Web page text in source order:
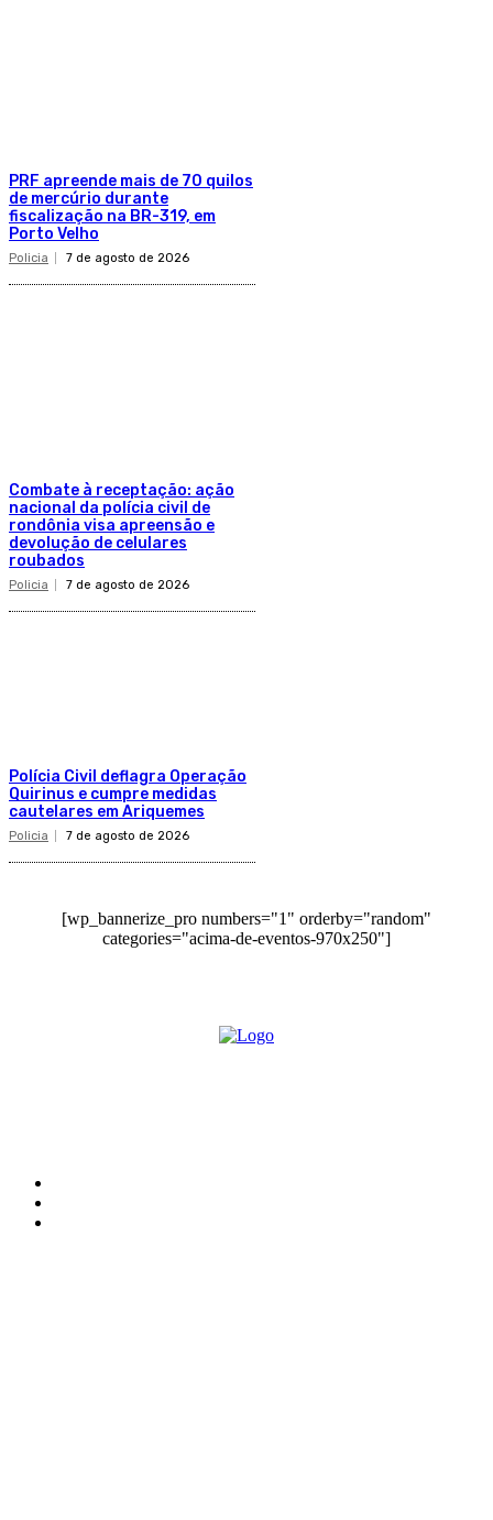
PRF apreende mais de 70 quilos
de mercúrio durante
fiscalização na BR-319, em
Porto Velho
Policia 7 de agosto de 2026
Combate à receptação: ação
nacional da polícia civil de
rondônia visa apreensão e
devolução de celulares
roubados
Policia 7 de agosto de 2026
Polícia Civil deflagra Operação
Quirinus e cumpre medidas
cautelares em Ariquemes
Policia 7 de agosto de 2026
[wp_bannerize_pro numbers="1" orderby="random"
categories="acima-de-eventos-970x250"]